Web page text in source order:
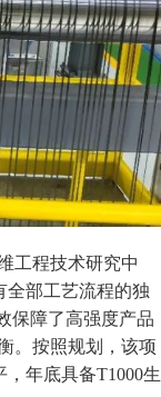
工程技术研究中
全部工艺流程的独
保障了高强度产品
。按照规划，该项
年底具备T1000生